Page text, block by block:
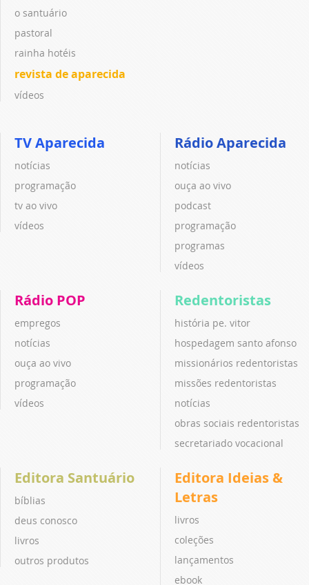
o santuário
pastoral
rainha hotéis
revista de aparecida
vídeos
TV Aparecida
notícias
programação
tv ao vivo
vídeos
Rádio Aparecida
notícias
ouça ao vivo
podcast
programação
programas
vídeos
Rádio POP
empregos
notícias
ouça ao vivo
programação
vídeos
Redentoristas
história pe. vitor
hospedagem santo afonso
missionários redentoristas
missões redentoristas
notícias
obras sociais redentoristas
secretariado vocacional
Editora Santuário
bíblias
deus conosco
livros
outros produtos
Editora Ideias &
Letras
livros
coleções
lançamentos
ebook